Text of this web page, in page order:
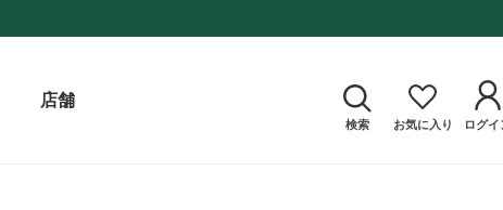
店舗
検索 お気に入り ログイ